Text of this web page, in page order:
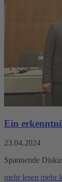
Ein
23.04.2024
Spannende
mehr lesen mehr